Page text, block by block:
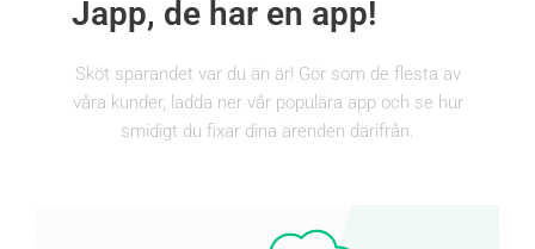
Japp, de har en app!
Sköt sparandet var du än är! Gör som de flesta av
våra kunder, ladda ner vår populära app och se hur
smidigt du fixar dina ärenden därifrån.